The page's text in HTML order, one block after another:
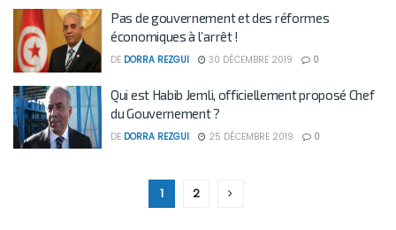
Pas de gouvernement et des réformes
économiques à l’arrêt !
DE DORRA REZGUI 30 DÉCEMBRE 2019 0
Qui est Habib Jemli, officiellement proposé Chef
du Gouvernement ?
DE DORRA REZGUI 25 DÉCEMBRE 2019 0
1 2